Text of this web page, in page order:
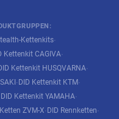
Kettenkits·
Kettenkit CAGIVA·
Kettenkit HUSQVARNA·
· DID Kettenkit KTM·
DID Kettenkit YAMAHA·
ZVM-X· DID Rennketten·